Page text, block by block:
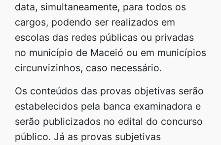
data, simultaneamente, para todos os
cargos, podendo ser realizados em
escolas das redes públicas ou privadas
no município de Maceió ou em municípios
circunvizinhos, caso necessário.
Os conteúdos das provas objetivas serão
estabelecidos pela banca examinadora e
serão publicizados no edital do concurso
público. Já as provas subjetivas